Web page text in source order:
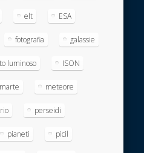
elt ESA
fotografia galassie
luminoso ISON
marte meteore
perseidi
pianeti picil